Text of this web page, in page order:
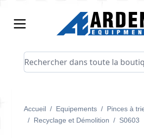
Rechercher dans toute la
Accueil / Equipements / Pinces à
/ Recyclage et Démolition / S0603